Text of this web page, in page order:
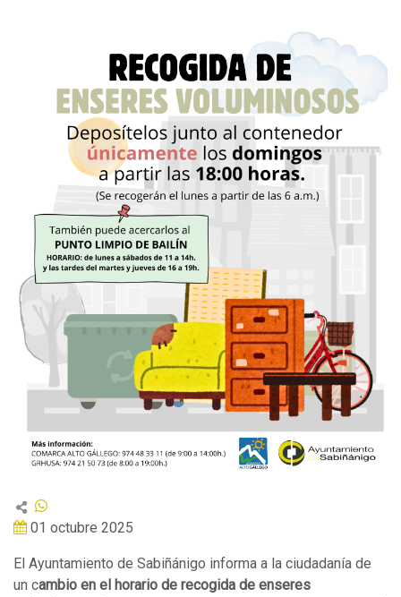
01 octubre 2025
El Ayuntamiento de Sabiñánigo informa a la ciudadanía de
un cambio en el horario de recogida de enseres